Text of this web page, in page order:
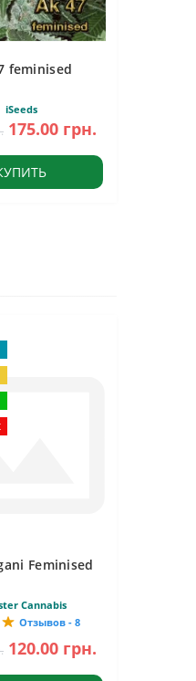
feminised
iSeeds
175.00 грн.
Feminised
Cannabis
Отзывов - 8
120.00 грн.